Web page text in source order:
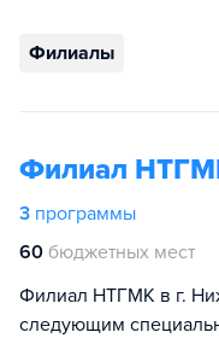
Филиалы
Филиал
3 программы
60 бюджетных мест
Филиал НТГМК в г.
следующим